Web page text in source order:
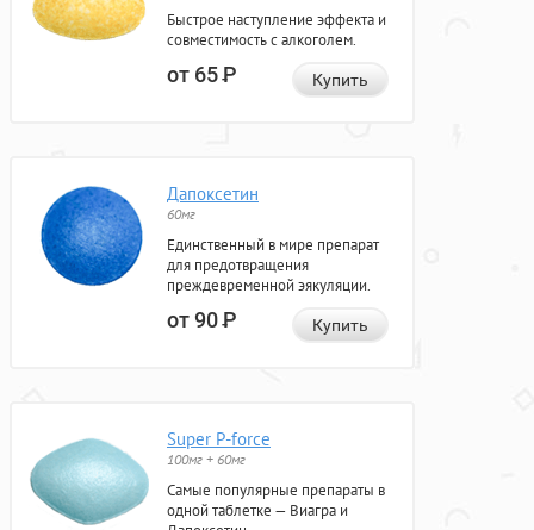
Быстрое наступление эффекта и
совместимость с алкоголем.
от 65Р Купить
Дапоксетин
60мг
Единственный в мире препарат
для предотвращения
преждевременной эякуляции.
от 90Р Купить
Super P-force
100мг + 60мг
Самые популярные препараты в
одной таблетке — Виагра и